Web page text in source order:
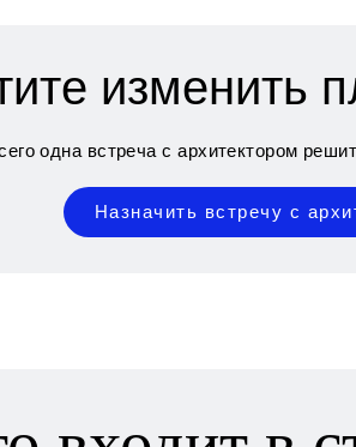
изменить
одна встреча с архитектором
Назначить встречу с